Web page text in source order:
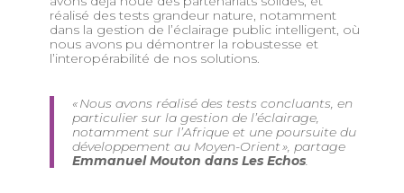
réalisé des tests grandeur nature, notamment
dans la gestion de l’éclairage public intelligent, où
nous avons pu démontrer la robustesse et
l’interopérabilité de nos solutions.
« Nous avons réalisé des tests concluants, en
particulier sur la gestion de l’éclairage,
notamment sur l’Afrique et une poursuite du
développement au Moyen-Orient », partage
Emmanuel Mouton dans Les Echos.